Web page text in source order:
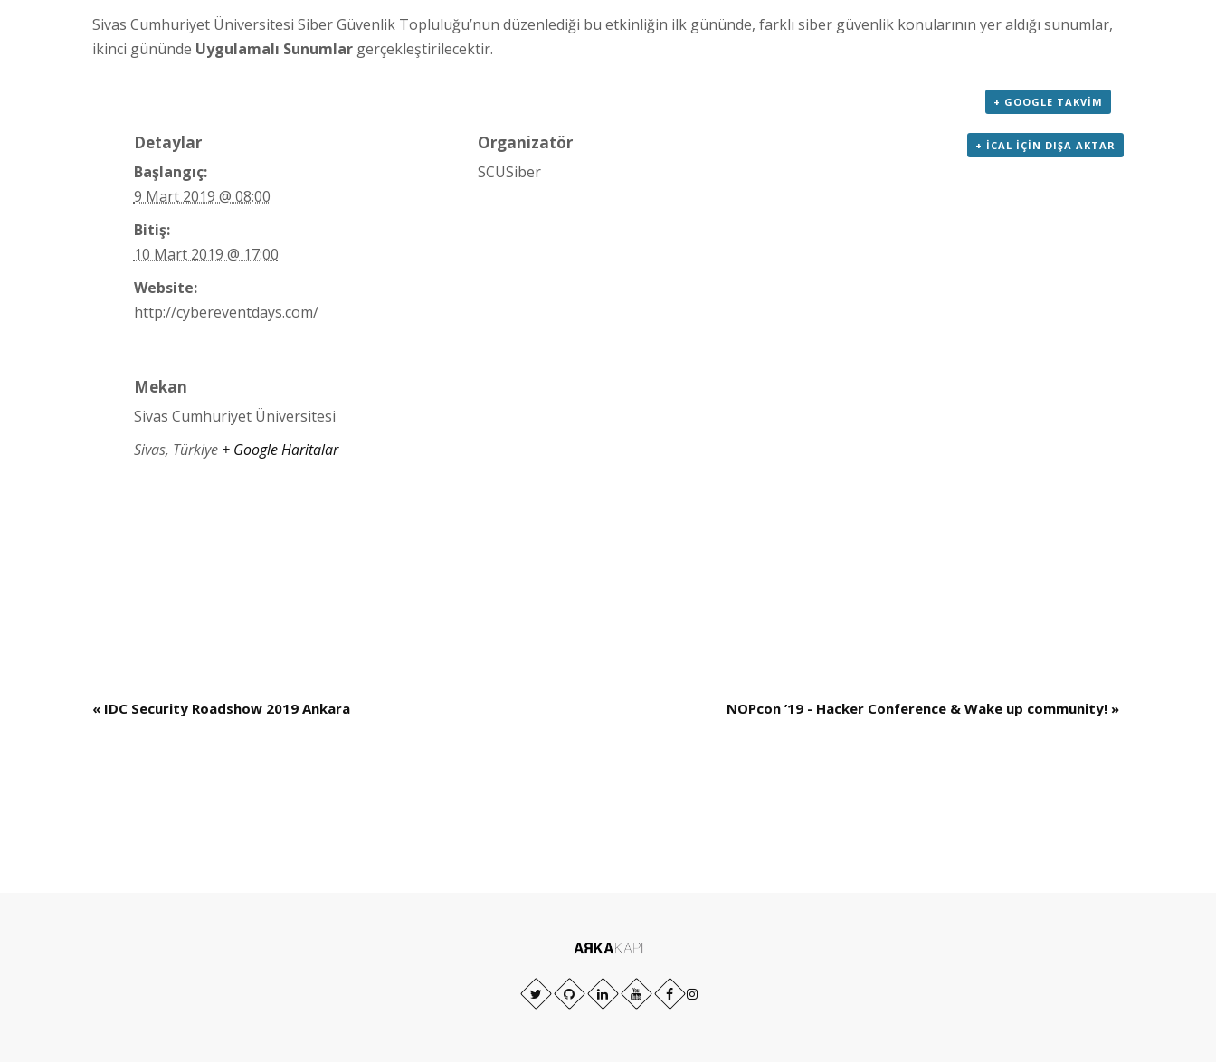
Sivas Cumhuriyet Üniversitesi Siber Güvenlik Topluluğu’nun düzenlediği bu etkinliğin ilk gününde, farklı siber güvenlik konularının yer aldığı sunumlar,
ikinci gününde Uygulamalı Sunumlar gerçekleştirilecektir.
+ GOOGLE TAKVIM
+ ICAL IÇIN DIŞA AKTAR
Detaylar
Başlangıç:
9 Mart 2019 @ 08:00
Bitiş:
10 Mart 2019 @ 17:00
Website:
http://cybereventdays.com/
Organizatör
SCUSiber
Mekan
Sivas Cumhuriyet Üniversitesi
Sivas, Türkiye + Google Haritalar
« IDC Security Roadshow 2019 Ankara NOPcon ’19 - Hacker Conference & Wake up community! »